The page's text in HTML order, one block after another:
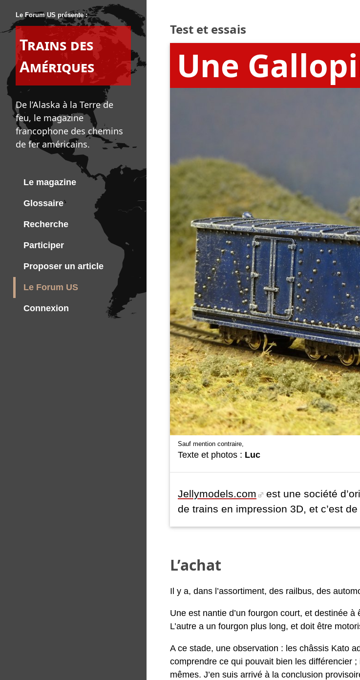
Le Forum US présente :
Trains des
Amériques
De l’Alaska à la Terre de
feu, le magazine
francophone des chemins
de fer américains.
Le magazine
Glossaire
Recherche
Participer
Proposer un article
Le Forum US
Connexion
Test et essais
Une
Sauf mention contraire,
Texte et photos : Luc
Jellymodels.com
est une société
de trains en impression 3D, et c’est
L’achat
Il y a, dans l’assortiment, des railbus, des
Une est nantie d’un fourgon court, et destinée
L’autre a un fourgon plus long, et doit être
A ce stade, une observation : les châssis Kato
comprendre ce qui pouvait bien les différencier
mêmes. J’en suis arrivé à la conclusion